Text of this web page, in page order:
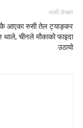
अर्को लेखमा
आएका रुसी तेल ट्याङ्कर
थाले, चीनले मौकाको फाइदा
उठायो